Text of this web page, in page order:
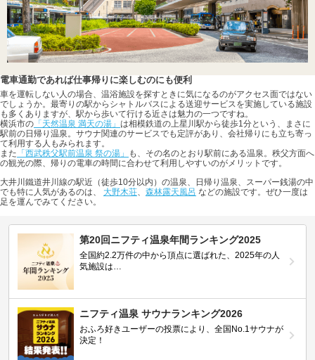
電車通勤であれば仕事帰りに楽しむのにも便利
車を運転しない人の場合、温浴施設を探すときに気になるのがアクセス面ではない
でしょうか。最寄りの駅からシャトルバスによる送迎サービスを実施している施設
も多くありますが、駅から歩いて行ける近さは魅力の一つですね。
横浜市の 「天然温泉 満天の湯」 は相模鉄道の上星川駅から徒歩1分という、まさに
駅前の日帰り温泉。サウナ関連のサービスでも定評があり、会社帰りにも立ち寄っ
て利用する人もみられます。
また 「西武秩父駅前温泉 祭の湯」
も、その名のとおり駅前にある温泉。秩父方面へ
の観光の際、帰りの電車の時間に合わせて利用しやすいのがメリットです。
大井川鐵道井川線の駅近（徒歩10分以内）の温泉、日帰り温泉、スーパー銭湯の中
でも特に人気があるのは、 大野木荘 森林露天風呂 などの施設です。ぜひ一度は
足を運んでみてください。
第20回ニフティ温泉年間ランキング2025
全国約2.2万件の中から頂点に選ばれた、2025年の人
気施設は…
ニフティ温泉 サウナランキング2026
おふろ好きユーザーの投票により、全国No.1サウナが
決定！